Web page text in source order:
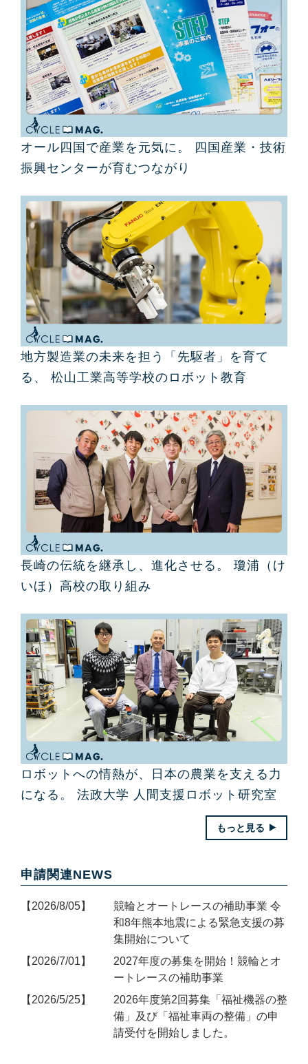
オール四国で産業を元気に。 四国産業・技術
振興センターが育むつながり
地方製造業の未来を担う「先駆者」を育て
る、 松山工業高等学校のロボット教育
長崎の伝統を継承し、進化させる。 瓊浦（け
いほ）高校の取り組み
ロボットへの情熱が、日本の農業を支える力
になる。 法政大学 人間支援ロボット研究室
もっと見る
申請関連NEWS
2026/8/05
競輪とオートレースの補助事業 令
和8年熊本地震による緊急支援の募
集開始について
2026/7/01
2027年度の募集を開始！競輪とオ
ートレースの補助事業
2026/5/25
2026年度第2回募集「福祉機器の整
備」及び「福祉車両の整備」の申
請受付を開始しました。